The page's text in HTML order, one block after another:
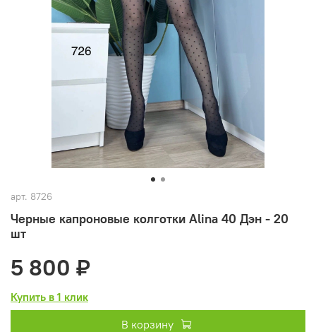
арт. 8726
Черные капроновые колготки Alina 40 Дэн - 20
шт
5 800 ₽
Купить в 1 клик
В корзину